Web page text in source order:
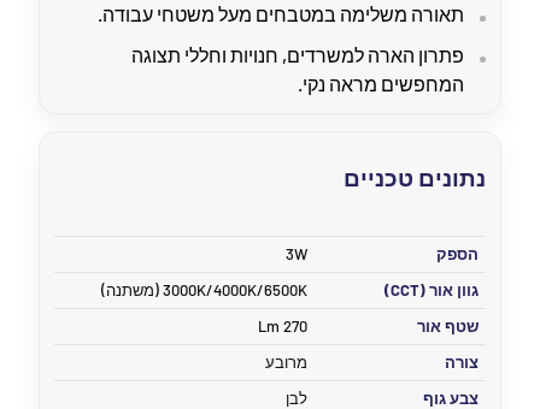
תאורה משלימה במטבחים מעל משטחי עבודה.
פתרון הארה למשרדים, חנויות וחללי תצוגה
המחפשים מראה נקי.
נתונים טכניים
הספק
3W
גוון אור (CCT)
3000K/4000K/6500K (משתנה)
שטף אור
270 Lm
צורה
מרובע
צבע גוף
לבן